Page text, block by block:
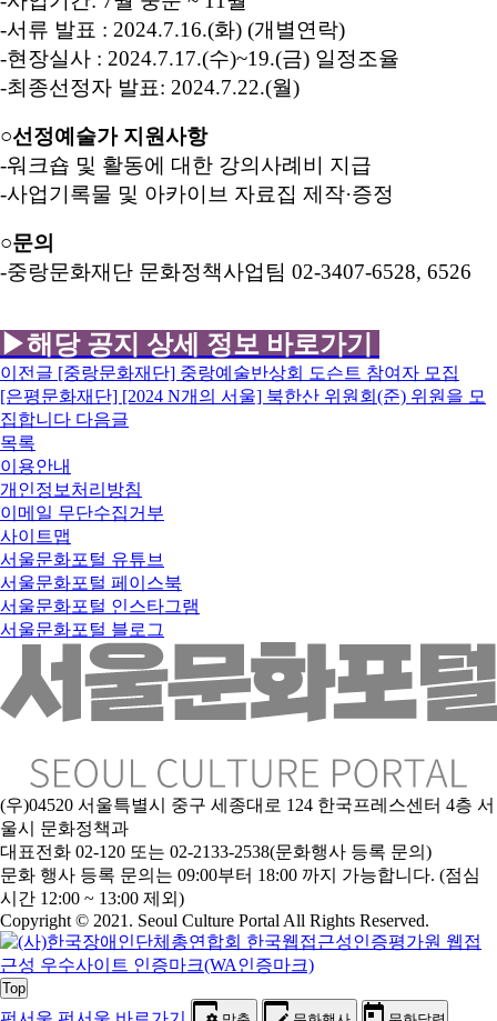
-서류 발표 : 2024.7.16.(화) (개별연락)
-현장실사 : 2024.7.17.(수)~19.(금) 일정조율
-최종선정자 발표: 2024.7.22.(월)
○선정예술가 지원사항
-워크숍 및 활동에 대한 강의사례비 지급
-사업기록물 및 아카이브 자료집 제작·증정
○문의
-중랑문화재단 문화정책사업팀 02-3407-6528, 6526
▶해당 공지 상세 정보 바로가기
이전글 [중랑문화재단] 중랑예술반상회 도슨트 참여자 모집
[은평문화재단] [2024 N개의 서울] 북한산 위원회(준) 위원을 모
집합니다 다음글
목록
이용안내
개인정보처리방침
이메일 무단수집거부
사이트맵
서울문화포털 유튜브
서울문화포털 페이스북
서울문화포털 인스타그램
서울문화포털 블로그
(우)04520 서울특별시 중구 세종대로 124 한국프레스센터 4층 서
울시 문화정책과
대표전화 02-120 또는 02-2133-2538(문화행사 등록 문의)
문화 행사 등록 문의는 09:00부터 18:00 까지 가능합니다. (점심
시간 12:00 ~ 13:00 제외)
Copyright © 2021. Seoul Culture Portal All Rights Reserved.
Top